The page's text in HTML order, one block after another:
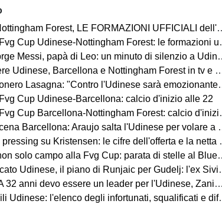
Forest, LE FORMAZIONI UFFICIALI dell'amichevole di Fvg Cup
Cup Udinese-Nottingham Forest: le formazioni ufficiali
papà di Leo: un minuto di silenzio a Udine, Barcellona con il lutto al braccio
Barcellona e Nottingham Forest in tv e streaming | FVG Cup
Lasagna: "Contro l'Udinese sarà emozionante, proveremo a vincere"
Cup Udinese-Barcellona: calcio d'inizio alle 22
Cup Barcellona-Nottingham Forest: calcio d'inizio alle 21
Araujo salta l'Udinese per volare a Liverpool! Le 3 assenze di Flick
su Kristensen: le cifre dell'offerta e la netta condizione dell'Udinese
solo campo alla Fvg Cup: parata di stelle al Bluenergy Stadium
il piano di Runjaic per Gudelj: l'ex Siviglia avrà un nuovo ruolo
devo essere un leader per l'Udinese, Zaniolo ha fatto un'ottima scelta"
Udinese: l'elenco degli infortunati, squalificati e diffidati